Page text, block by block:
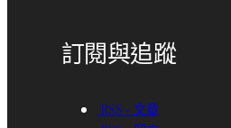
訂閱與追蹤
RSS – 文章